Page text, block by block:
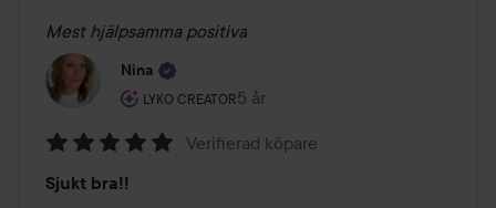
Mest hjälpsamma positiva
Nina
LYKO CREATOR
Användarens roll: Lyko Creator.
5 år
Inlägget skapades 5 år
5
Verifierad köpare
Sjukt bra!!